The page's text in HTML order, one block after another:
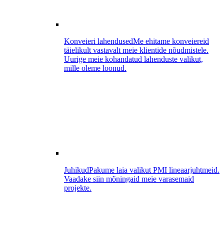
Konveieri lahendusedMe ehitame konveiereid
täielikult vastavalt meie klientide nõudmistele.
Uurige meie kohandatud lahenduste valikut,
mille oleme loonud.
JuhikudPakume laia valikut PMI lineaarjuhtmeid.
Vaadake siin mõningaid meie varasemaid
projekte.